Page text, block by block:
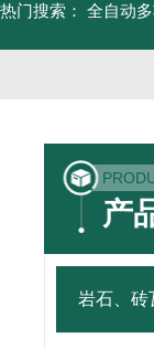
热门搜索： 全自动
产